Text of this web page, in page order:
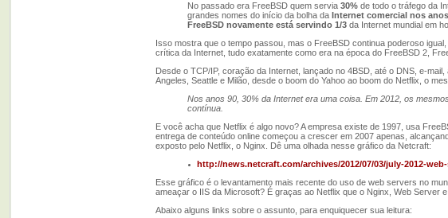
No passado era FreeBSD quem servia 30% de todo o tráfego da
grandes nomes do início da bolha da Internet comercial nos
FreeBSD novamente está servindo 1/3 da Internet mundial em
Isso mostra que o tempo passou, mas o FreeBSD continua poderoso
crítica da Internet, tudo exatamente como era na época do FreeBSD 2,
Desde o TCP/IP, coração da Internet, lançado no 4BSD, até o DNS, e-
Angeles, Seattle e Milão, desde o boom do Yahoo ao boom do Netflix, o
Nos anos 90, 30% da Internet era uma coisa. Em 2012, os
contínua.
E você acha que Netflix é algo novo? A empresa existe de 1997, usa
entrega de conteúdo online começou a crescer em 2007 apenas,
exposto pelo Netflix, o Nginx. Dê uma olhada nesse gráfico da Netcraft:
http://news.netcraft.com/archives/2012/07/03/july-2012-
Esse gráfico é o levantamento mais recente do uso de web servers no
ameaçar o IIS da Microsoft? É graças ao Netflix que o Nginx, Web Server
Abaixo alguns links sobre o assunto, para enquiquecer sua leitura: